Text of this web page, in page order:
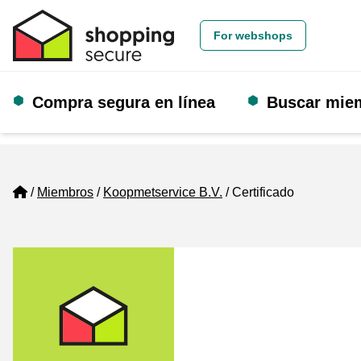
For webshops
Compra segura en línea Buscar
Home
Miembros Koopmetservice B.V. Certificado